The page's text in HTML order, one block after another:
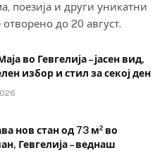
поезија и други уникатни
до 20 август.
во Гевгелија – јасен вид,
избор и стил за секој ден
нов стан од 73 м² во
Гевгелија – веднаш